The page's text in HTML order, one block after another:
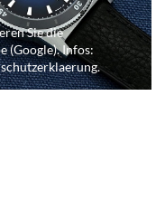
Sie die
(Google). Infos: